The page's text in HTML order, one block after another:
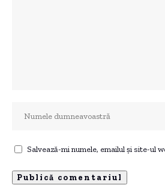
Salvează-mi numele, emailul și site-ul